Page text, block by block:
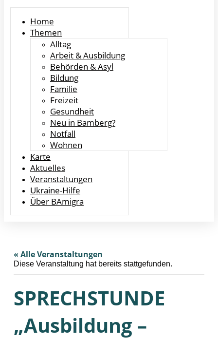
Home
Themen
Alltag
Arbeit & Ausbildung
Behörden & Asyl
Bildung
Familie
Freizeit
Gesundheit
Neu in Bamberg?
Notfall
Wohnen
Karte
Aktuelles
Veranstaltungen
Ukraine-Hilfe
Über BAmigra
« Alle Veranstaltungen
Diese Veranstaltung hat bereits stattgefunden.
SPRECHSTUNDE
„Ausbildung –